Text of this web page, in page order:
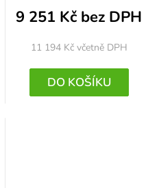
9 251 Kč bez DPH
11 194 Kč včetně DPH
DO KOŠÍKU